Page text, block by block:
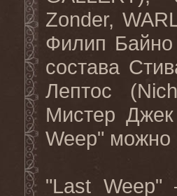
Zonder,
Филип Байно
состава
Лептос
Мистер Джек
Weep" можно
"Last Weep"